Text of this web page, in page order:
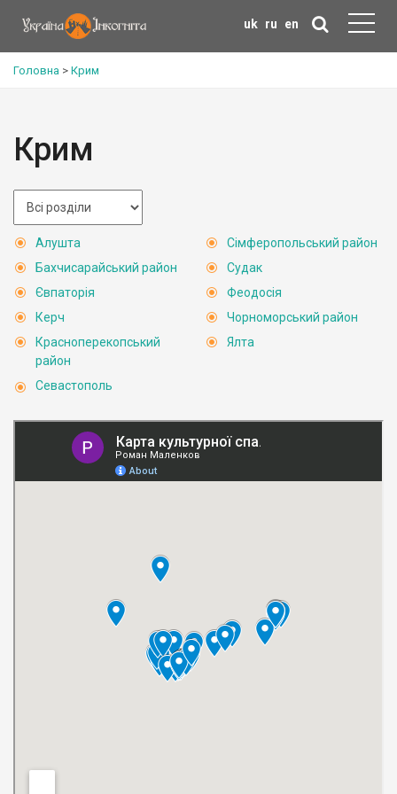
uk ru en
Головна > Крим
Крим
Алушта
Бахчисарайський район
Євпаторія
Керч
Красноперекопський
район
Севастополь
Сімферопольський район
Судак
Феодосія
Чорноморський район
Ялта